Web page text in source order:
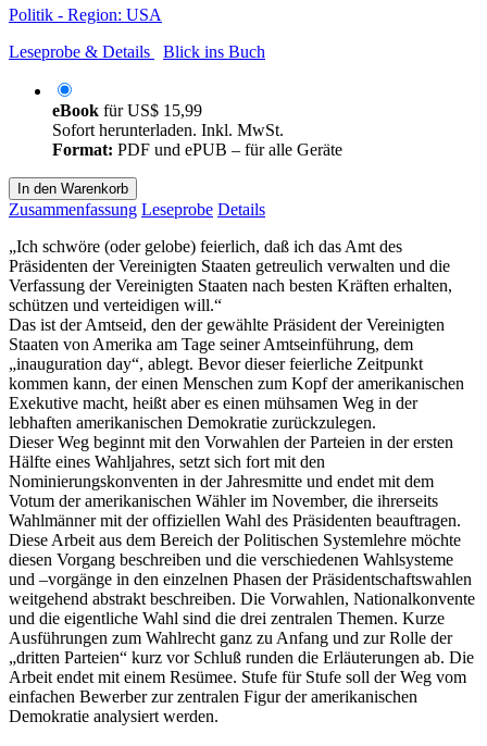
Politik - Region: USA
Leseprobe & Details
Blick ins Buch
eBook fürUS$ 15,99
Sofort herunterladen. Inkl. MwSt.
Format: PDF und ePUB – für alle Geräte
In den Warenkorb
Zusammenfassung Leseprobe Details
„Ich schwöre (oder gelobe) feierlich, daß ich das Amt des
Präsidenten der Vereinigten Staaten getreulich verwalten und die
Verfassung der Vereinigten Staaten nach besten Kräften erhalten,
schützen und verteidigen will.“
Das ist der Amtseid, den der gewählte Präsident der Vereinigten
Staaten von Amerika am Tage seiner Amtseinführung, dem
„inauguration day“, ablegt. Bevor dieser feierliche Zeitpunkt
kommen kann, der einen Menschen zum Kopf der amerikanischen
Exekutive macht, heißt aber es einen mühsamen Weg in der
lebhaften amerikanischen Demokratie zurückzulegen.
Dieser Weg beginnt mit den Vorwahlen der Parteien in der ersten
Hälfte eines Wahljahres, setzt sich fort mit den
Nominierungskonventen in der Jahresmitte und endet mit dem
Votum der amerikanischen Wähler im November, die ihrerseits
Wahlmänner mit der offiziellen Wahl des Präsidenten beauftragen.
Diese Arbeit aus dem Bereich der Politischen Systemlehre möchte
diesen Vorgang beschreiben und die verschiedenen Wahlsysteme
und –vorgänge in den einzelnen Phasen der Präsidentschaftswahlen
weitgehend abstrakt beschreiben. Die Vorwahlen, Nationalkonvente
und die eigentliche Wahl sind die drei zentralen Themen. Kurze
Ausführungen zum Wahlrecht ganz zu Anfang und zur Rolle der
„dritten Parteien“ kurz vor Schluß runden die Erläuterungen ab. Die
Arbeit endet mit einem Resümee. Stufe für Stufe soll der Weg vom
einfachen Bewerber zur zentralen Figur der amerikanischen
Demokratie analysiert werden.